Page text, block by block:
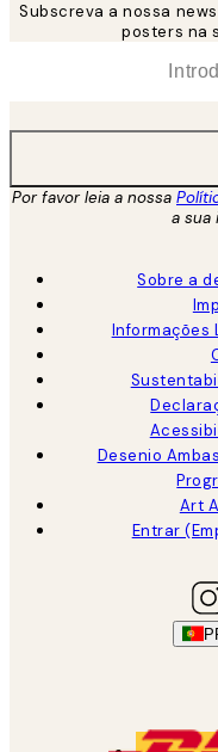
Subscreva a nossa
posters na
Por favor leia a nossa
a sua
Sobre a
Informações
Desenio
Art
Entrar